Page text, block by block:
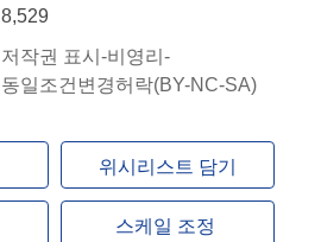
8,529
저작권 표시-비영리-
동일조건변경허락(BY-NC-SA)
위시리스트 담기
스케일 조정